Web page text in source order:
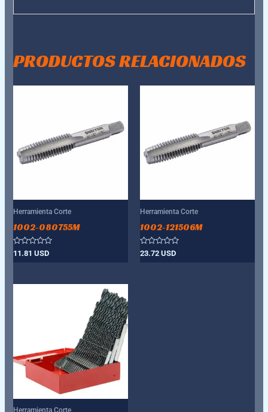
PRODUCTOS RELACIONADOS
Herramienta Corte
1002-080755M
Valorado
con
11.81USD
Herramienta Corte
1002-121506M
Valorado
con
23.72 USD
Herramienta Corte